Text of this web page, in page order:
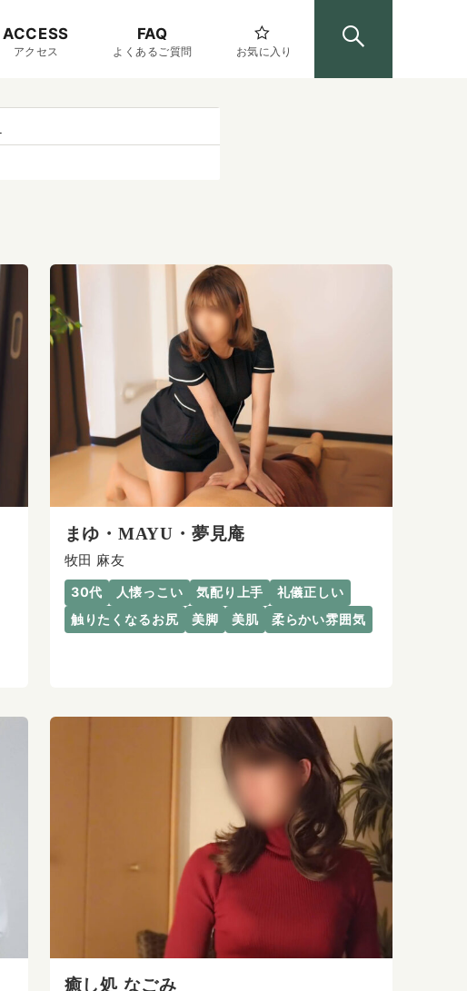
ACCESS
アクセス
FAQ
よくあるご質問 お気に入り
まゆ・MAYU・夢見庵
牧田 麻友
30代 人懐っこい 気配り上手
礼儀正しい
触りたくなるお尻
美脚 美肌 柔らかい雰囲気
癒し処 なごみ